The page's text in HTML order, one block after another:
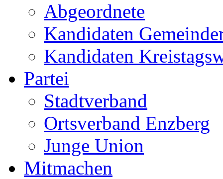
Abgeordnete
Kandidaten
Kandidaten
Partei
Stadtverband
Ortsverband Enzberg
Junge Union
Mitmachen